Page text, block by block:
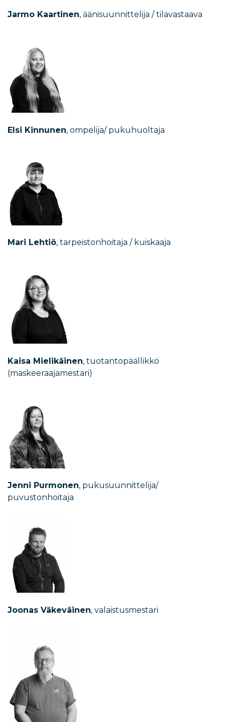
Jarmo Kaartinen, äänisuunnittelija / tilavastaava
Elsi Kinnunen, ompelija/ pukuhuoltaja
Mari Lehtiö, tarpeistonhoitaja / kuiskaaja
Kaisa Mielikäinen, tuotantopäällikkö
(maskeeraajamestari)
Jenni Purmonen, pukusuunnittelija/
puvustonhoitaja
Joonas Väkeväinen, valaistusmestari